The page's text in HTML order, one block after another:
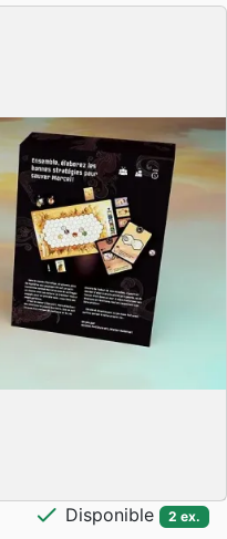
check Disponible 2 ex.